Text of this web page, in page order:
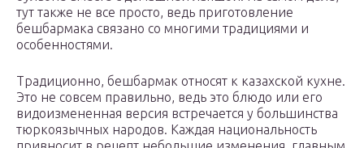
тут также не все просто, ведь приготовление
бешбармака связано со многими традициями и
особенностями.
Традиционно, бешбармак относят к казахской кухне.
Это не совсем правильно, ведь это блюдо или его
видоизмененная версия встречается у большинства
тюркоязычных народов. Каждая национальность